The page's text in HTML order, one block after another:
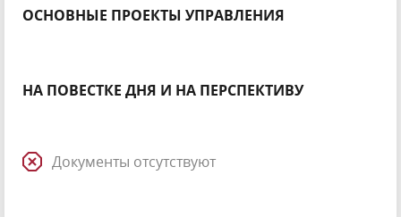
ОСНОВНЫЕ ПРОЕКТЫ УПРАВЛЕНИЯ
НА ПОВЕСТКЕ ДНЯ И НА ПЕРСПЕКТИВУ
Документы отсутствуют